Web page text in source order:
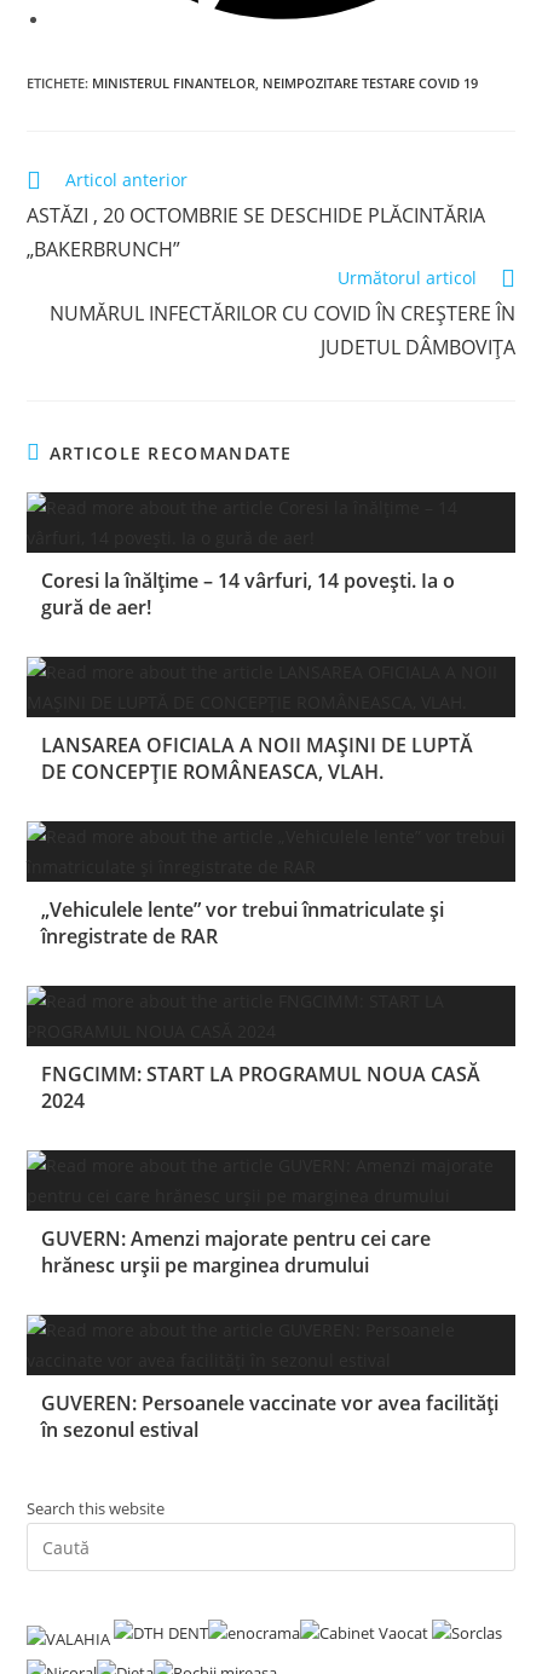
ETICHETE: MINISTERUL FINANTELOR, NEIMPOZITARE TESTARE COVID 19
Read
more
articles
Articol anterior
ASTĂZI , 20 OCTOMBRIE SE DESCHIDE PLĂCINTĂRIA
„BAKERBRUNCH”
Următorul articol
NUMĂRUL INFECTĂRILOR CU COVID ÎN CREȘTERE ÎN
JUDETUL DÂMBOVIȚA
ARTICOLE RECOMANDATE
Coresi la înălțime – 14 vârfuri, 14 povești. Ia o
gură de aer!
LANSAREA OFICIALA A NOII MAȘINI DE LUPTĂ
DE CONCEPȚIE ROMÂNEASCA, VLAH.
„Vehiculele lente” vor trebui înmatriculate și
înregistrate de RAR
FNGCIMM: START LA PROGRAMUL NOUA CASĂ
2024
GUVERN: Amenzi majorate pentru cei care
hrănesc urșii pe marginea drumului
GUVEREN: Persoanele vaccinate vor avea facilități
în sezonul estival
Search this website